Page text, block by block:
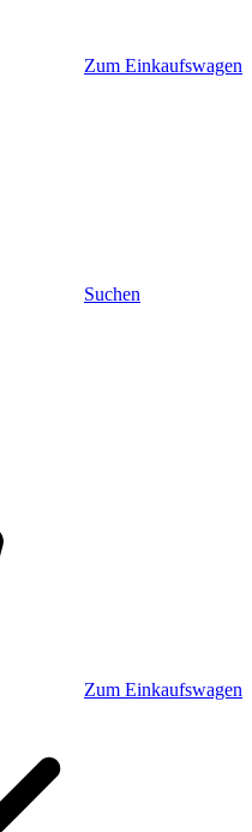
Zum Einkaufswagen
Suchen
Zum Einkaufswagen